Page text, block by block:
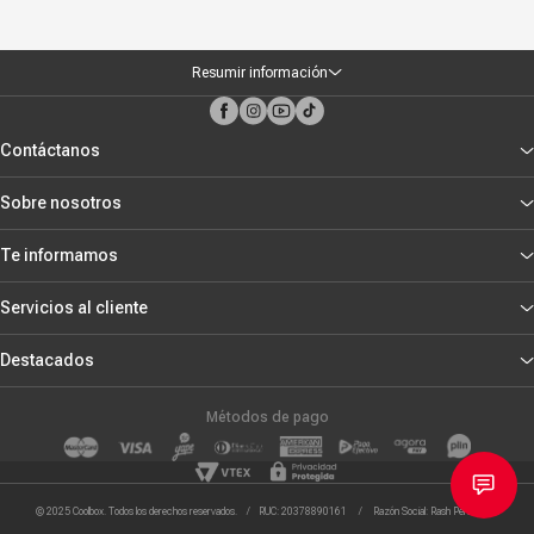
Resumir información
Contáctanos
Sobre nosotros
Te informamos
Servicios al cliente
Destacados
Métodos de pago
© 2025 Coolbox. Todos los derechos reservados. / RUC: 20378890161 / Razón Social: Rash Peru S.R.L.